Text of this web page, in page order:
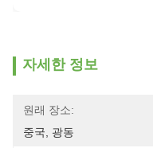
자세한 정보
원래 장소:
중국, 광동